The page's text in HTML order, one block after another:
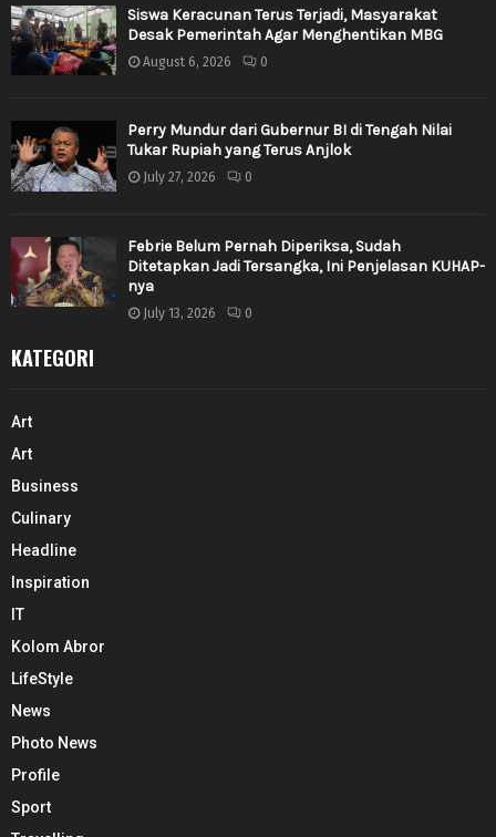
Siswa Keracunan Terus Terjadi, Masyarakat
Desak Pemerintah Agar Menghentikan MBG
August 6, 2026 0
Perry Mundur dari Gubernur BI di Tengah Nilai
Tukar Rupiah yang Terus Anjlok
July 27, 2026 0
Febrie Belum Pernah Diperiksa, Sudah
Ditetapkan Jadi Tersangka, Ini Penjelasan KUHAP-
nya
July 13, 2026 0
KATEGORI
Art
Art
Business
Culinary
Headline
Inspiration
IT
Kolom Abror
LifeStyle
News
Photo News
Profile
Sport